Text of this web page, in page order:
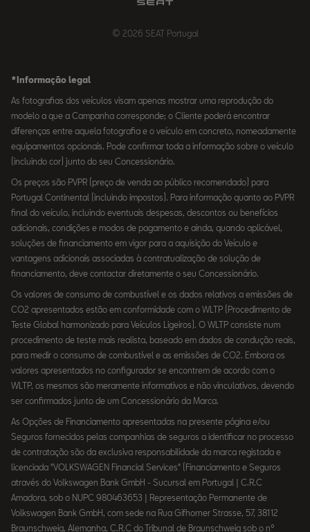
© 2026 SEAT Portugal
*Informação legal
As fotografias dos veículos visam apenas mostrar uma reprodução do
modelo a que a Campanha corresponde; o Cliente poderá encontrar
diferenças entre aquela fotografia e o veículo em concreto, nomeadamente
equipamentos opcionais. Pode confirmar toda a informação sobre o veículo
(incluindo cor) junto do seu Concessionário.
Os preços são PVPR (preço de venda ao público recomendado) para
Portugal Continental (incluindo impostos). Para informação quanto ao PVPR
final do veículo, incluindo eventuais despesas, descontos ou benefícios
adicionais, condições e modos de pagamento e ainda, quando aplicável,
soluções de financiamento em vigor para a aquisição do Veículo e
vantagens adicionais associadas à contratualização de solução de
financiamento, deve contactar diretamente o seu Concessionário.
Os valores de consumo de combustível e os dados relativos a emissões de
CO2 apresentados estão em conformidade com o WLTP (Procedimento de
Teste Global harmonizado para Veículos Ligeiros). O WLTP consiste num
procedimento de teste mais realista, baseado em dados de condução reais,
para medir o consumo de combustível e as emissões de CO2. Embora os
valores apresentados no configurador se encontrem de acordo com o
WLTP, os mesmos são meramente informativos e não vinculativos, devendo
ser confirmados junto de um Concessionário da Marca.
As Opções de Financiamento apresentadas na presente página e/ou
Seguros fornecidos pelas companhias de seguros a identificar no processo
de contratação são da exclusiva responsabilidade da marca registada e
licenciada "VOLKSWAGEN Financial Services" (Financiamento e Seguros
através do Volkswagen Bank GmbH - Sucursal em Portugal | C.R.C
Amadora, sob o NUPC 980463653 | Representação Permanente de
Volkswagen Bank GmbH, com sede na Rua Gifhorner Strasse, 57, 38112
Braunschweig, Alemanha, C.R.C do Tribunal de Braunschweig sob o nº